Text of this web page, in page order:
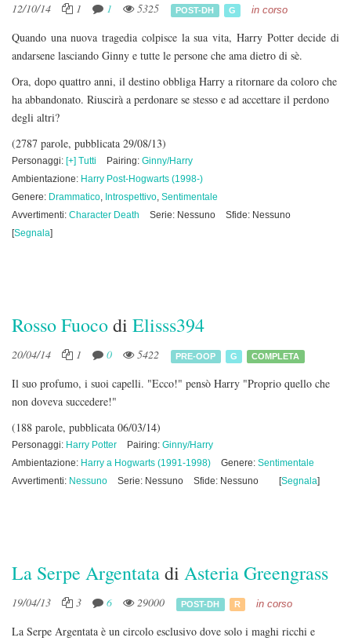
12/10/14 1 1 5325 POST-DH G in corso
Quando una nuova tragedia colpisce la sua vita, Harry Potter decide di
andarsene lasciando Ginny e tutte le persone che ama dietro di sè.
Ora, dopo quattro anni, il destino obbliga Harry a ritornare da coloro che
ha abbandonato. Riuscirà a perdonare se stesso e ad accettare il perdono
degli altri?
(2787 parole, pubblicata 29/08/13)
Personaggi: [+] Tutti Pairing: Ginny/Harry
Ambientazione: Harry Post-Hogwarts (1998-)
Genere: Drammatico, Introspettivo, Sentimentale
Avvertimenti: Character Death Serie: Nessuno
Sfide: Nessuno
[Segnala]
Rosso Fuocodi Elisss394
20/04/14 1 0 5422 PRE-OOP G COMPLETA
Il suo profumo, i suoi capelli. "Ecco!" pensò Harry "Proprio quello che
non doveva succedere!"
(188 parole, pubblicata 06/03/14)
Personaggi: Harry Potter Pairing: Ginny/Harry
Ambientazione: Harry a Hogwarts (1991-1998) Genere: Sentimentale
Avvertimenti: Nessuno Serie: Nessuno Sfide: Nessuno [Segnala]
La Serpe Argentatadi Asteria Greengrass
19/04/13 3 6 29000 POST-DH R in corso
La Serpe Argentata è un circolo esclusivo dove solo i maghi ricchi e